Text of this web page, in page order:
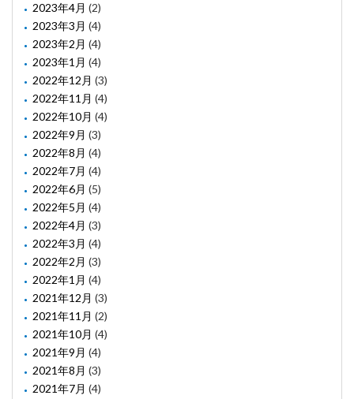
2023年4月 (2)
2023年3月 (4)
2023年2月 (4)
2023年1月 (4)
2022年12月 (3)
2022年11月 (4)
2022年10月 (4)
2022年9月 (3)
2022年8月 (4)
2022年7月 (4)
2022年6月 (5)
2022年5月 (4)
2022年4月 (3)
2022年3月 (4)
2022年2月 (3)
2022年1月 (4)
2021年12月 (3)
2021年11月 (2)
2021年10月 (4)
2021年9月 (4)
2021年8月 (3)
2021年7月 (4)